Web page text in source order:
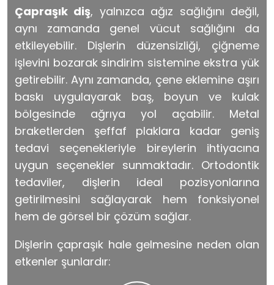
Çapraşık diş, yalnızca ağız sağlığını değil,
aynı zamanda genel vücut sağlığını da
etkileyebilir. Dişlerin düzensizliği, çiğneme
işlevini bozarak sindirim sistemine ekstra yük
getirebilir. Aynı zamanda, çene eklemine aşırı
baskı uygulayarak baş, boyun ve kulak
bölgesinde ağrıya yol açabilir. Metal
braketlerden şeffaf plaklara kadar geniş
tedavi seçenekleriyle bireylerin ihtiyacına
uygun seçenekler sunmaktadır. Ortodontik
tedaviler, dişlerin ideal pozisyonlarına
getirilmesini sağlayarak hem fonksiyonel
hem de görsel bir çözüm sağlar.
Dişlerin çapraşık hale gelmesine neden olan
etkenler şunlardır: